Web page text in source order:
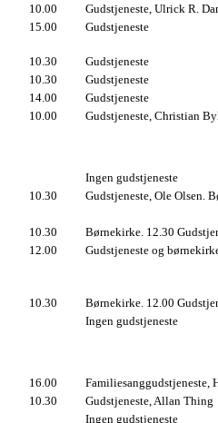
10.00
Gudstjeneste, Ulrick R.
15.00 Gudstjeneste
10.30
Gudstjeneste
10.30
Gudstjeneste
14.00
Gudstjeneste
10.00 Gudstjeneste, Christian
Ingen gudstjeneste
10.30
Gudstjeneste, Ole Olsen.
10.30
Børnekirke. 12.30
12.00
Gudstjeneste og
10.30
Børnekirke. 12.00
Ingen gudstjeneste
16.00
Familiesanggudstjeneste,
10.30
Gudstjeneste, Allan Thing
Ingen gudstjeneste